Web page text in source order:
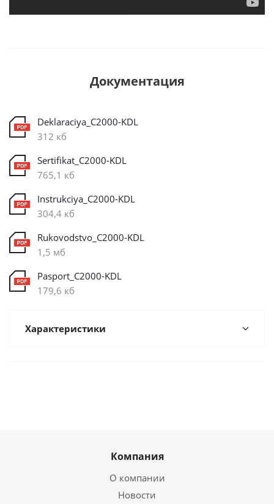
Документация
Deklaraciya_C2000-KDL
312 кб
Sertifikat_C2000-KDL
765,1 кб
Instrukciya_С2000-KDL
304,4 кб
Rukovodstvo_C2000-KDL
1,5 мб
Pasport_C2000-KDL
179,6 кб
Характеристики
Компания
О компании
Новости